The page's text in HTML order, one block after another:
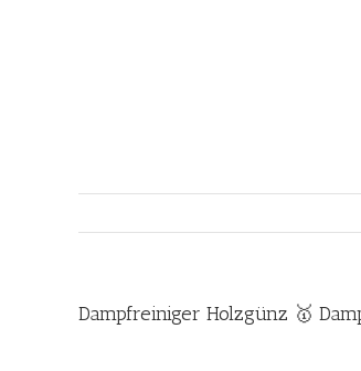
Dampfreiniger Holzgünz 🥇